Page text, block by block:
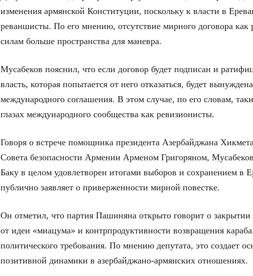
изменения армянской Конституции, поскольку к власти в
реваншисты. По его мнению, отсутствие мирного договора как
силам больше пространства для маневра.
Мусабеков пояснил, что если договор будет подписан и
власть, которая попытается от него отказаться, будет
международного соглашения. В этом случае, по его словам,
глазах международного сообщества как ревизионисты.
Говоря о встрече помощника президента Азербайджана
Совета безопасности Армении Арменом Григоряном,
Баку в целом удовлетворен итогами выборов и сохранением в
публично заявляет о приверженности мирной повестке.
Он отметил, что партия Пашиняна открыто говорит о закрытии
от идеи «миацума» и контрпродуктивности возвращения
политического требования. По мнению депутата, это создает
позитивной динамики в азербайджано-армянских отношениях.